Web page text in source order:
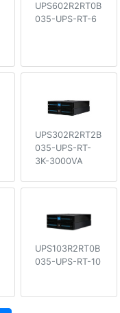
UPS602R2RT0B
035-UPS-RT-6
UPS302R2RT2B
035-UPS-RT-
3K-3000VA
UPS103R2RT0B
035-UPS-RT-10